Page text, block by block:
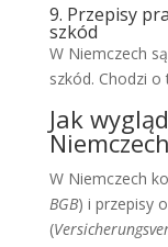
9. Przepisy
szkód
W Niemczech
szkód. Chodzi o
Jak
W Niemczech
BGB) i przepisy
(